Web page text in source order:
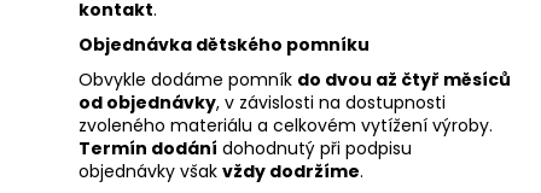
kontakt.
Objednávka dětského pomníku
Obvykle dodáme pomník do dvou až čtyř měsíců
od objednávky, v závislosti na dostupnosti
zvoleného materiálu a celkovém vytížení výroby.
Termín dodání dohodnutý při podpisu
objednávky však vždy dodržíme.